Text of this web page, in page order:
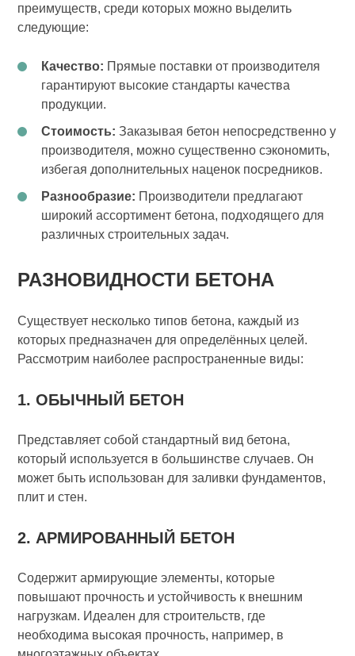
преимуществ, среди которых можно выделить
следующие:
Качество: Прямые поставки от производителя
гарантируют высокие стандарты качества
продукции.
Стоимость: Заказывая бетон непосредственно у
производителя, можно существенно сэкономить,
избегая дополнительных наценок посредников.
Разнообразие: Производители предлагают
широкий ассортимент бетона, подходящего для
различных строительных задач.
РАЗНОВИДНОСТИ БЕТОНА
Существует несколько типов бетона, каждый из
которых предназначен для определённых целей.
Рассмотрим наиболее распространенные виды:
1. ОБЫЧНЫЙ БЕТОН
Представляет собой стандартный вид бетона,
который используется в большинстве случаев. Он
может быть использован для заливки фундаментов,
плит и стен.
2. АРМИРОВАННЫЙ БЕТОН
Содержит армирующие элементы, которые
повышают прочность и устойчивость к внешним
нагрузкам. Идеален для строительств, где
необходима высокая прочность, например, в